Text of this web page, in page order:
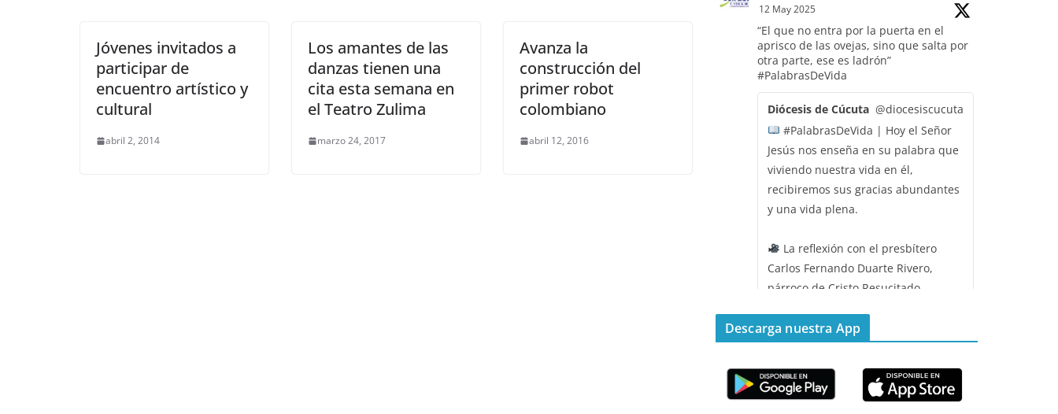
Jóvenes invitados a
participar de
encuentro artístico y
cultural
abril 2, 2014
Los amantes de las
danzas tienen una
cita esta semana en
el Teatro Zulima
marzo 24, 2017
Avanza la
construcción del
primer robot
colombiano
abril 12, 2016
12 May 2025
“El que no entra por la puerta en el
aprisco de las ovejas, sino que salta por
otra parte, ese es ladrón”
#PalabrasDeVida
Diócesis de Cúcuta @diocesiscucuta
#PalabrasDeVida | Hoy el Señor
Jesús nos enseña en su palabra que
viviendo nuestra vida en él,
recibiremos sus gracias abundantes
y una vida plena.
La reflexión con el presbítero
Carlos Fernando Duarte Rivero,
párroco de Cristo Resucitado.
Emisora Vox Dei @emisoravoxdei ·
11 May 2025
Descarga nuestra App